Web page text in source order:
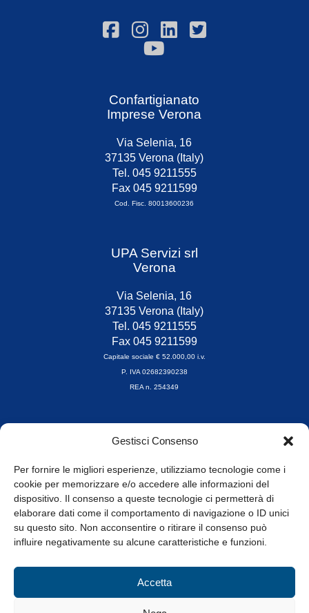
Gestisci Consenso
Per fornire le migliori esperienze, utilizziamo tecnologie come i
cookie per memorizzare e/o accedere alle informazioni del
dispositivo. Il consenso a queste tecnologie ci permetterà di
elaborare dati come il comportamento di navigazione o ID unici
su questo sito. Non acconsentire o ritirare il consenso può
influire negativamente su alcune caratteristiche e funzioni.
Accetta
Confartigianato
Imprese Verona
Via Selenia, 16
37135 Verona (Italy)
Tel. 045 9211555
Fax 045 9211599
Cod. Fisc. 80013600236
UPA Servizi srl
Verona
Via Selenia, 16
37135 Verona (Italy)
Tel. 045 9211555
Fax 045 9211599
Capitale sociale € 52.000,00 i.v.
P. IVA 02682390238
REA n. 254349
Orari di apertura
8.30-13.00 / 14.00-17.30
Whistleblowing
© Tutti i diritti riservati
Privacy Policy e Cookie|Informativa Cookie